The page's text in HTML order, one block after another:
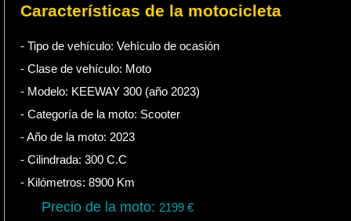
Características de la motocicleta
- Tipo de vehículo: Vehículo de ocasión
- Clase de vehículo: Moto
- Modelo: KEEWAY 300 (año 2023)
- Categoría de la moto: Scooter
- Año de la moto: 2023
- Cilindrada: 300 C.C
- Kilómetros: 8900 Km
Precio de la moto: 2199€